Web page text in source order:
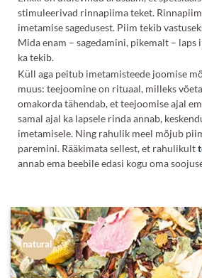
stimuleerivad rinnapiima teket.
imetamise sagedusest. Piim tekib
Mida enam – sagedamini, pikemalt – laps
ka tekib.
Küll aga peitub imetamisteede joomise
muus: teejoomineon rituaal, milleks
omakorda tähendab, etteejoomiseajal
samal ajal ka lapsele rinda annab,
imetamisele. Ning rahulik meel mõjub
paremini. Rääkimata sellest, et rahulikult
annab ema beebile edasi kogu oma
natural